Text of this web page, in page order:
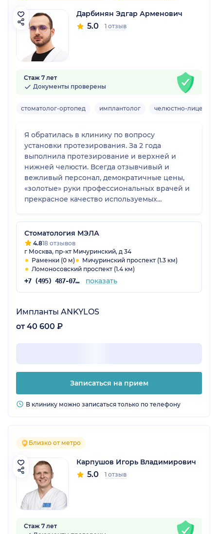
Дарбинян Эдгар Арменович
5.0 1 отзыв
Стаж 7 лет
Документы проверены
стоматолог-ортопед имплантолог челюстно-лицевой
Я обратилась в клинику по вопросу
установки протезирования. За 2 года
выполнила протезирование и верхней и
нижней челюсти. Всегда отзывчивый и
вежливый персонал, демократичные цены,
«золотые» руки профессиональных врачей и
прекрасное качество используемых
Дарбиняна Армена Ильича, Данеляна
Мисаки Левоновича и Дарбиняна Эдгара
Арменовича. Эти профессионалы настолько
качественно выполнили всю работу, что
отличить от настоящих Зубов - просто
невозможно! Спасибо огромное!
Стоматология МЭЛА
4.818 отзывов
г Москва, пр-кт Мичуринский, д 34
Раменки (0 м)
Мичуринский проспект (1.3 км)
Ломоносовский проспект (1.4 км)
+7 (495) 487-07-06 показать
Импланты ANKYLOS
от 40 600 ₽
Записаться на прием
В клинику можно записаться только по телефону
Близко от метро
Карпушов Игорь Владимирович
5.0 1 отзыв
Стаж 7 лет